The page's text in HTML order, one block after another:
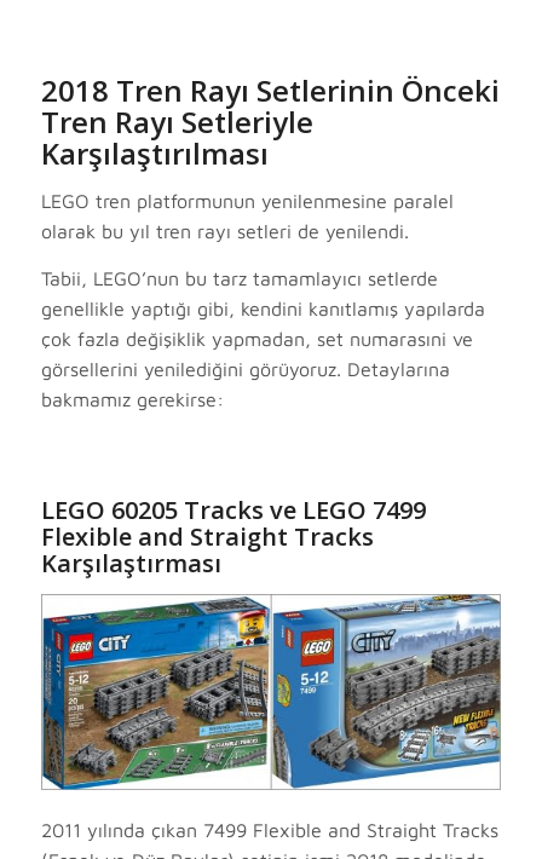
2018 Tren Rayı Setlerinin Önceki
Tren Rayı Setleriyle
Karşılaştırılması
LEGO tren platformunun yenilenmesine paralel
olarak bu yıl tren rayı setleri de yenilendi.
Tabii, LEGO’nun bu tarz tamamlayıcı setlerde
genellikle yaptığı gibi, kendini kanıtlamış yapılarda
çok fazla değişiklik yapmadan, set numarasıni ve
görsellerini yenilediğini görüyoruz. Detaylarına
bakmamız gerekirse:
LEGO 60205 Tracks ve LEGO 7499
Flexible and Straight Tracks
Karşılaştırması
2011 yılında çıkan 7499 Flexible and Straight Tracks